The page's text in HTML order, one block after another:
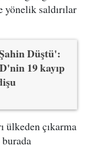
yönelik saldırılar
Düştü':
19 kayıp
ülkeden çıkarma